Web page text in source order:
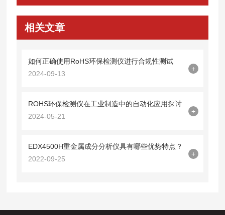
相关文章
如何正确使用RoHS环保检测仪进行合规性测试
2024-09-13
+
ROHS环保检测仪在工业制造中的自动化应用探讨
2024-05-21
+
EDX4500H重金属成分分析仪具有哪些优势特点？
2022-09-25
+